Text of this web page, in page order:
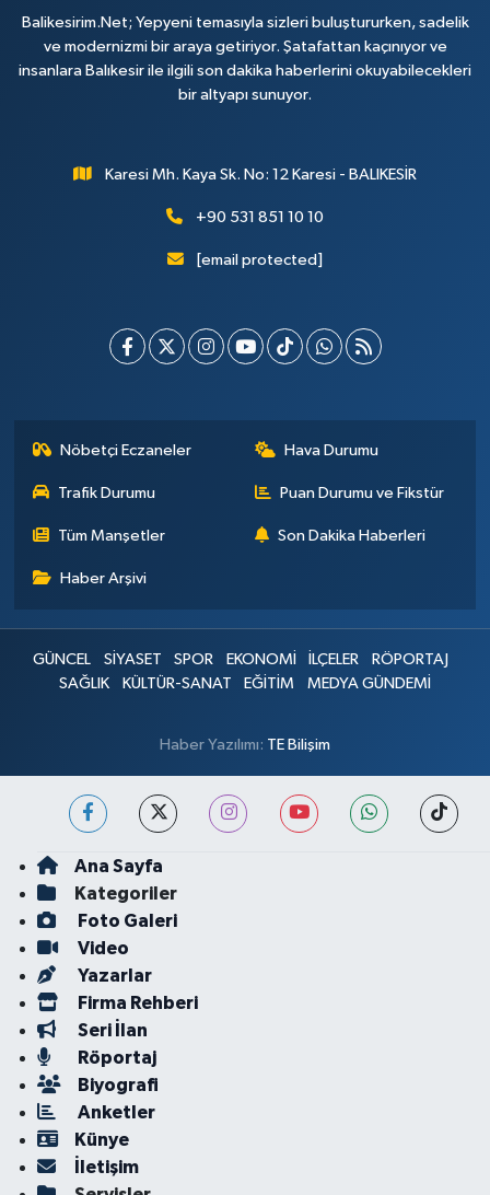
Balikesirim.Net; Yepyeni temasıyla sizleri buluştururken, sadelik
ve modernizmi bir araya getiriyor. Şatafattan kaçınıyor ve
insanlara Balıkesir ile ilgili son dakika haberlerini okuyabilecekleri
bir altyapı sunuyor.
Karesi Mh. Kaya Sk. No: 12 Karesi - BALIKESİR
+90 531 851 10 10
[email protected]
Nöbetçi Eczaneler Hava Durumu
Trafik Durumu Puan Durumu ve Fikstür
Tüm Manşetler Son Dakika Haberleri
Haber Arşivi
GÜNCEL SİYASET SPOR EKONOMİ İLÇELER
RÖPORTAJ
SAĞLIK
KÜLTÜR-SANAT EĞİTİM MEDYA GÜNDEMİ
Haber Yazılımı: TE Bilişim
Ana Sayfa
Kategoriler
Foto Galeri
Video
Yazarlar
Firma Rehberi
Seri İlan
Röportaj
Biyografi
Anketler
Künye
İletişim